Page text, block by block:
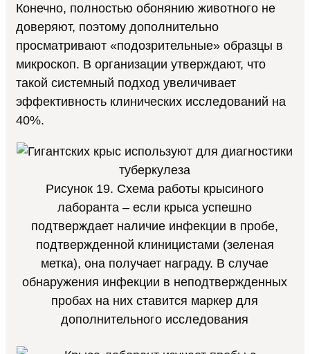
Конечно, полностью обонянию животного не
доверяют, поэтому дополнительно
просматривают «подозрительные» образцы в
микроскоп. В организации утверждают, что
такой системный подход увеличивает
эффективность клинических исследований на
40%.
Рисунок 19. Схема работы крысиного
лаборанта – если крыса успешно
подтверждает наличие инфекции в пробе,
подтвержденной клиницистами (зеленая
метка), она получает награду. В случае
обнаружения инфекции в неподтвержденных
пробах на них ставится маркер для
дополнительного исследования